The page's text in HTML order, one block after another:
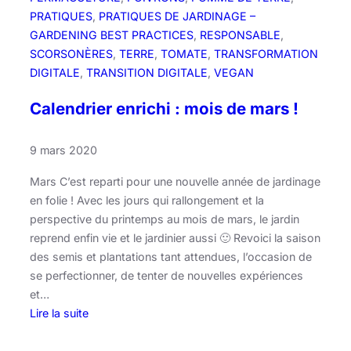
o
e
r
d
i
n
d
e
s
PRATIQUES, PRATIQUES DE JARDINAGE –
GARDENING BEST PRACTICES, RESPONSABLE
SCORSONÈRES, TERRE, TOMATE, TRANSFORMATION
DIGITALE, TRANSITION DIGITALE, VEGAN
Calendrier enrichi : mois de mars !
9 mars 2020
Mars C’est reparti pour une nouvelle année de jardinage
en folie ! Avec les jours qui rallongement et la
perspective du printemps au mois de mars, le jardin
reprend enfin vie et le jardinier aussi 🙂 Revoici la saison
des semis et plantations tant attendues, l’occasion de
se perfectionner, de tenter de nouvelles expériences
et…
Lire la suite